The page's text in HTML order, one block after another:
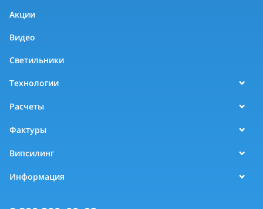
Акции
Видео
Светильники
Технологии
Расчеты
Фактуры
Випсилинг
Информация